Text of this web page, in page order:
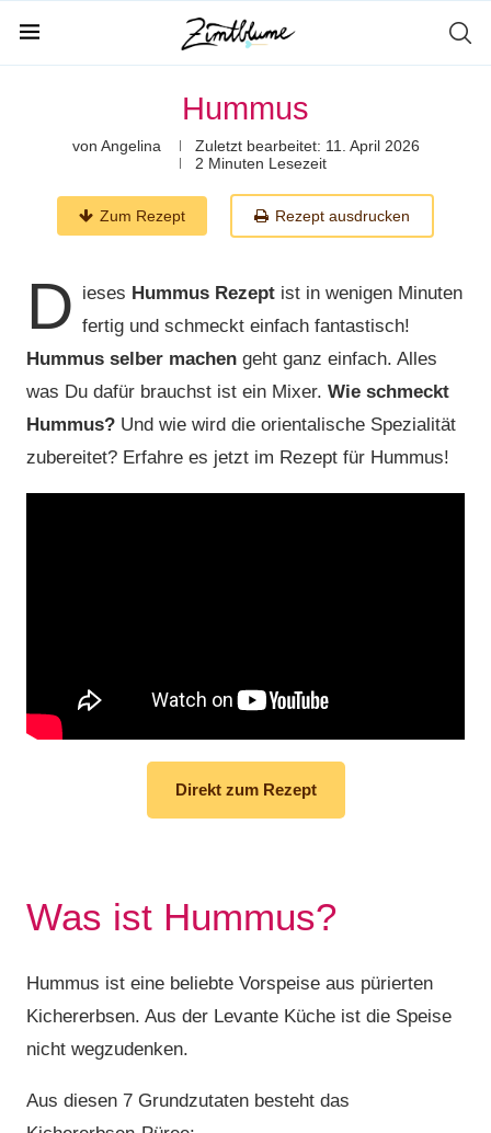
Hummus
von Angelina Zuletzt bearbeitet: 11. April 2026
2 Minuten Lesezeit
Zum Rezept Rezept ausdrucken
D ieses Hummus Rezept ist in wenigen Minuten
fertig und schmeckt einfach fantastisch!
Hummus selber machen geht ganz einfach. Alles
was Du dafür brauchst ist ein Mixer. Wie schmeckt
Hummus? Und wie wird die orientalische Spezialität
zubereitet? Erfahre es jetzt im Rezept für Hummus!
Direkt zum Rezept
Was ist Hummus?
Hummus ist eine beliebte Vorspeise aus pürierten
Kichererbsen. Aus der Levante Küche ist die Speise
nicht wegzudenken.
Aus diesen 7 Grundzutaten besteht das